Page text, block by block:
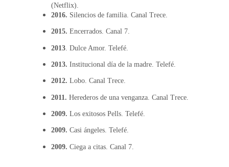
(Netflix).
2016. Silencios de familia. Canal Trece.
2015. Encerrados. Canal 7.
2013 . Dulce Amor. Telefé.
2013. Institucional día de la madre. Telefé.
2012. Lobo. Canal Trece.
2011. Herederos de una venganza. Canal Trece.
2009. Los exitosos Pells. Telefé.
2009. Casi ángeles. Telefé.
2009. Ciega a citas. Canal 7.